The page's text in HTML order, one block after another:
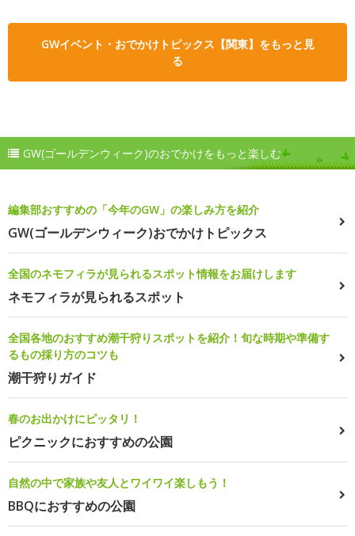
GWイベント・おでかけトピックス【関東】をもっと見
る
GW(ゴールデンウィーク)のおでかけをもっと楽しむ
編集部おすすめの「今年のGW」の楽しみ方を紹介
GW(ゴールデンウィーク)おでかけトピックス
全国のネモフィラが見られるスポット情報をお届けします
ネモフィラが見られるスポット
全国各地のおすすめ潮干狩りスポットを紹介！旬な時期や準備す
るもの採り方のコツも
潮干狩りガイド
春のお出かけにピッタリ！
ピクニックにおすすめの公園
自然の中で家族や友人とワイワイ楽しもう！
BBQにおすすめの公園